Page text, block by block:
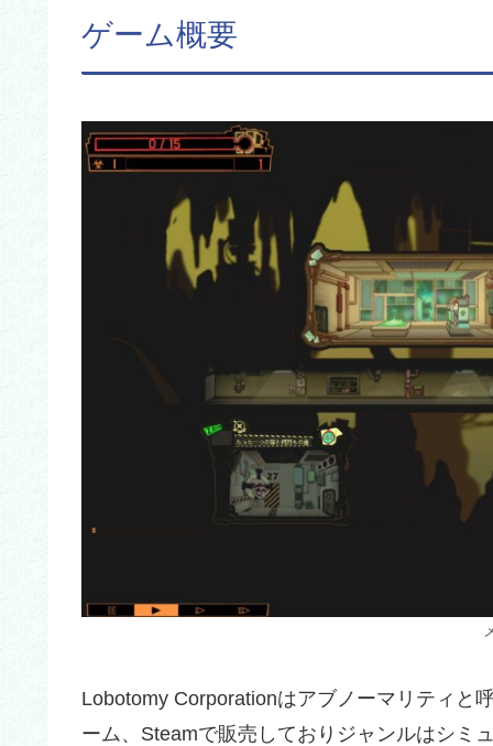
ゲーム概要
Lobotomy Corporationはアブノーマリティと
ーム、Steamで販売しておりジャンルはシミ